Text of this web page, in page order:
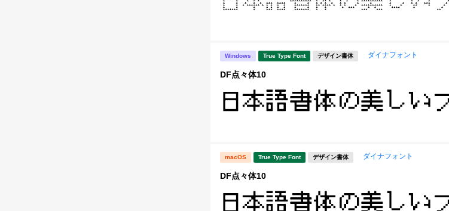
Windows True Type Font デザイン書体 ダイナフォント
DF点々体10
macOS True Type Font デザイン書体 ダイナフォント
DF点々体10